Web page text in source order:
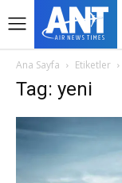
Ana Sayfa Etiketler
Tag: yeni